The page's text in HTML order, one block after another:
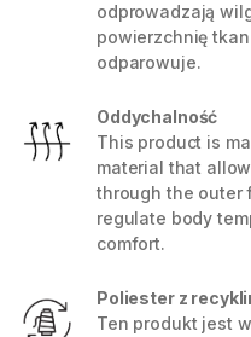
odprowadzają
powierzchnię
odparowuje.
Oddychalność
This product is
material that
through the outer
regulate body
comfort.
Poliester z
Ten produkt jest